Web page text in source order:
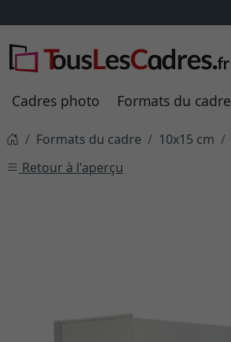
Cadres photo Formats du cadre
Formats du cadre 10x15 cm
Retour à l'aperçu